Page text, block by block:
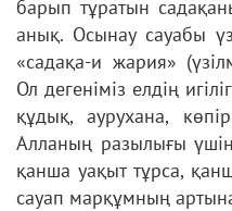
барып тұратын
анық. Осынау сауабы
«садақа-и жария»
Ол дегеніміз елдің
құдық, аурухана,
Алланың разылығы
қанша уақыт тұрса,
сауап марқұмның